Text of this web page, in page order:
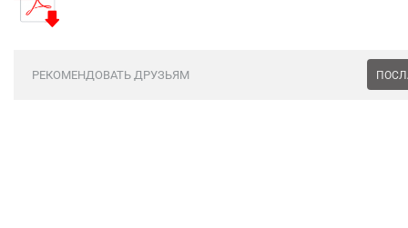
РЕКОМЕНДОВАТЬ ДРУЗЬЯМ